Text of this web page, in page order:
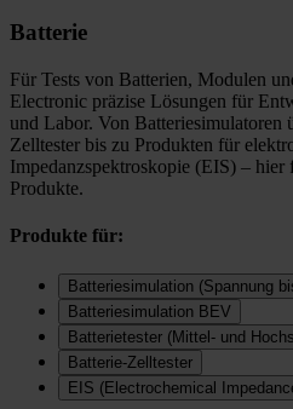
Batterie
Für Tests von Batterien, Modulen
Electronic präzise Lösungen für
und Labor. Von Batteriesimulatoren
Zelltester bis zu Produkten für
Impedanzspektroskopie (EIS) – hier
Produkte.
Produkte für:
Batteriesimulation (Spannung
Batteriesimulation BEV
Batterietester (Mittel- und
Batterie-Zelltester
EIS (Electrochemical